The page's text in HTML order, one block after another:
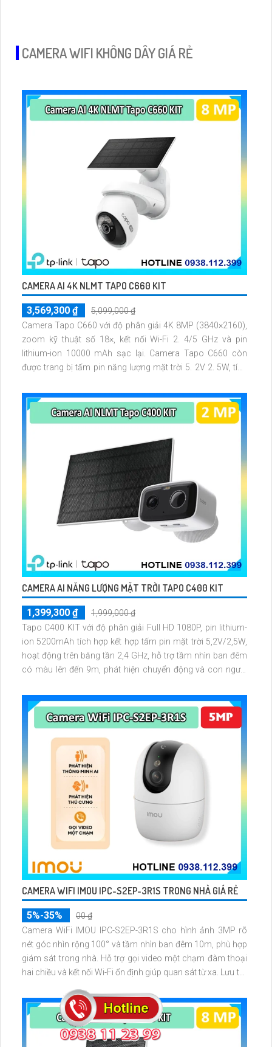
CAMERA WIFI KHÔNG DÂY GIÁ RẺ
CAMERA AI 4K NLMT TAPO C660 KIT
3,569,300 ₫
5,099,000 ₫
Camera Tapo C660 với độ phân giải 4K 8MP (3840×2160),
zoom kỹ thuật số 18×, kết nối Wi-Fi 2. 4/5 GHz và pin
lithium-ion 10000 mAh sạc lại. Camera Tapo C660 còn
được trang bị tấm pin năng lượng mặt trời 5. 2V 2. 5W, tích
microSD tối đa 512 GB
CAMERA AI NĂNG LƯỢNG MẶT TRỜI TAPO C400 KIT
1,399,300 ₫
1,999,000 ₫
Tapo C400 KIT với độ phân giải Full HD 1080P, pin lithium-
ion 5200mAh tích hợp kết hợp tấm pin mặt trời 5,2V/2,5W,
hoạt động trên băng tần 2,4 GHz, hỗ trợ tầm nhìn ban đêm
có màu lên đến 9m, phát hiện chuyển động và con người
512GB
CAMERA WIFI IMOU IPC-S2EP-3R1S TRONG NHÀ GIÁ RẺ
5%-35%
00 ₫
Camera WiFi IMOU IPC-S2EP-3R1S cho hình ảnh 3MP rõ
nét góc nhìn rộng 100° và tầm nhìn ban đêm 10m, phù hợp
giám sát trong nhà. Hỗ trợ gọi video một chạm đàm thoại
hai chiều và kết nối Wi-Fi ổn định giúp quan sát từ xa. Lưu trữ
dễ lắp đặt cho gia đình và văn phòng nhỏ.